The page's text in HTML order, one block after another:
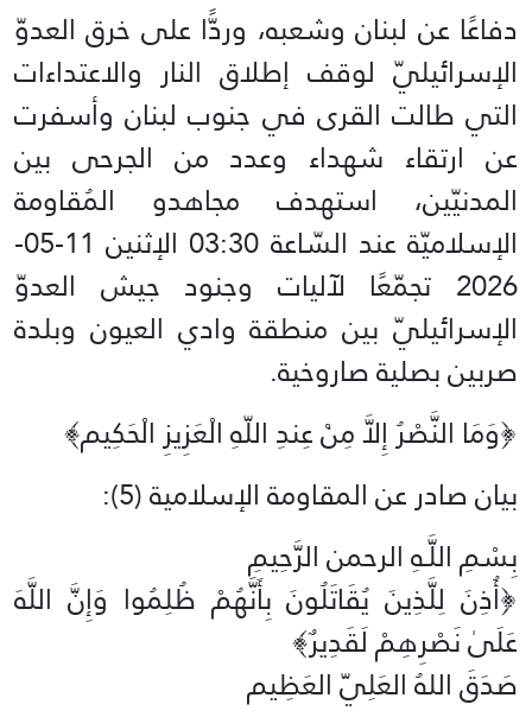
دفاعًا عن لبنان وشعبه، وردًّا على خرق العدوّ
الإسرائيليّ لوقف إطلاق النار والاعتداءات
التي طالت القرى في جنوب لبنان وأسفرت
عن ارتقاء شهداء وعدد من الجرحى بين
المدنيّين، استهدف مجاهدو المُقاومة
الإسلاميّة عند السّاعة 03:30 الإثنين 11-05-
2026 تجمّعًا لآليات وجنود جيش العدوّ
الإسرائيليّ بين منطقة وادي العيون وبلدة
صربين بصلية صاروخية.
﴿وَمَا النَّصْرُ إِلاَّ مِنْ عِندِ اللّهِ الْعَزِيزِ الْحَكِيم﴾‏
بيان صادر عن المقاومة الإسلامية (5):‏
بِسْمِ اللَّـهِ الرحمن الرَّحِيمِ
‏﴿أُذِنَ لِلَّذِينَ يُقَاتَلُونَ بِأَنَّهُمْ ظُلِمُوا وَإِنَّ اللَّهَ
عَلَىٰ نَصْرِهِمْ لَقَدِيرٌ﴾‏
صَدَقَ اللهُ العَلِيّ العَظِيم